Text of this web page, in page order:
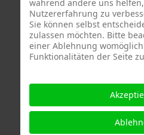
während andere uns
Nutzererfahrung zu
Sie können selbst
zulassen möchten. Bitte
einer Ablehnung
Funktionalitäten der Seite